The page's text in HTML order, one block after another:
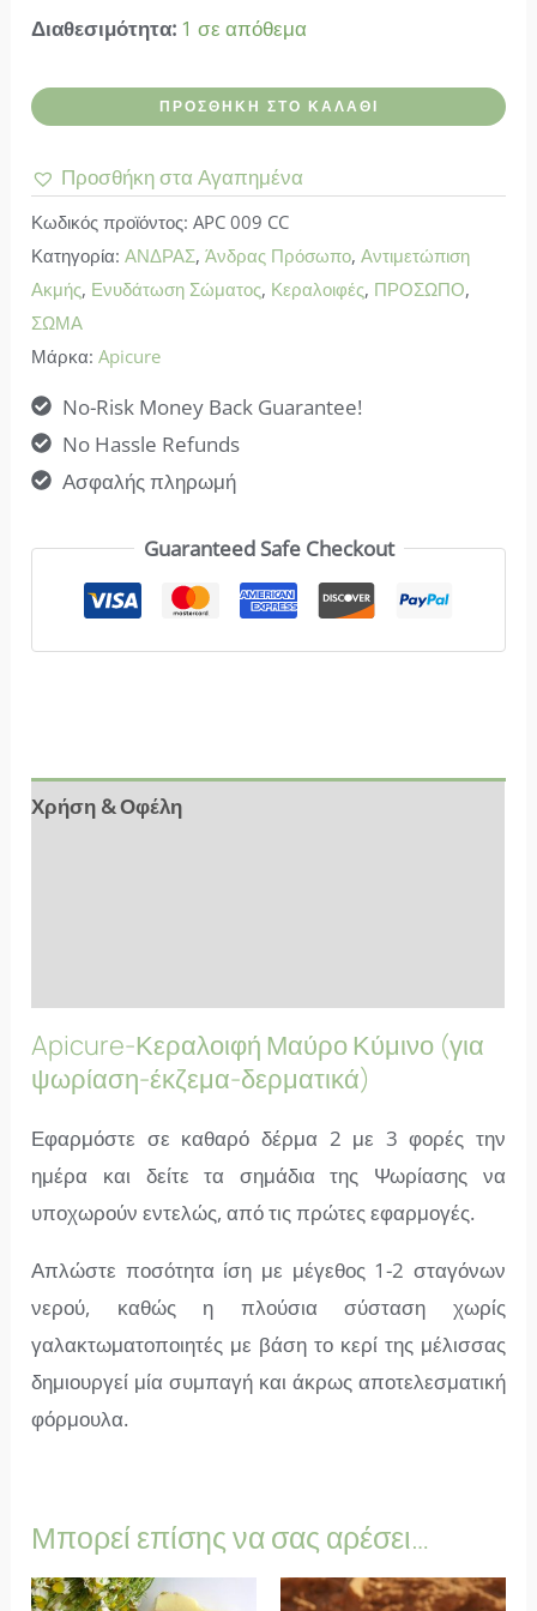
Διαθεσιμότητα: 1 σε απόθεμα
Apicure-
Κεραλοιφή
Κύμινο
(για
ψωρίαση-
έκζεμα-
δερματικά)
ΠΡΟΣΘΉΚΗ ΣΤΟ ΚΑΛΆΘΙ
Προσθήκη στα Αγαπημένα
Κωδικός προϊόντος:APC 009 CC
Κατηγορία:ΑΝΔΡΑΣ,Άνδρας Πρόσωπο,Αντιμετώπιση
Ακμής, Ενυδάτωση Σώματος, Κεραλοιφές, ΠΡΟΣΩΠΟ,
ΣΩΜΑ
Μάρκα:Apicure
No-Risk Money Back Guarantee!
No Hassle Refunds
Ασφαλής πληρωμή
Guaranteed Safe Checkout
Χρήση & Οφέλη
Apicure-Κεραλοιφή Μαύρο Κύμινο (για
ψωρίαση-έκζεμα-δερματικά)
Εφαρμόστε σε καθαρό δέρμα 2 με 3 φορές την
ημέρα και δείτε τα σημάδια της Ψωρίασης να
υποχωρούν εντελώς, από τις πρώτες εφαρμογές.
Απλώστε ποσότητα ίση με μέγεθος 1-2 σταγόνων
νερού, καθώς η πλούσια σύσταση χωρίς
γαλακτωματοποιητές με βάση το κερί της μέλισσας
δημιουργεί μία συμπαγή και άκρως αποτελεσματική
φόρμουλα.
Μπορεί επίσης να σας αρέσει…